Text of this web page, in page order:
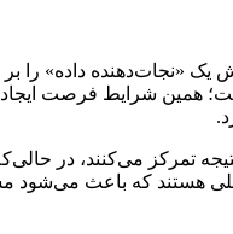
یک «نجات‌دهنده داده» را
شرایط فرصت ایجاد
تمرکز می‌کنند، در
هستند که باعث می‌شود